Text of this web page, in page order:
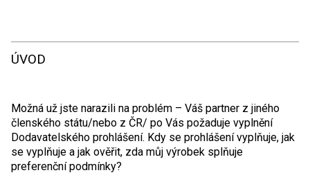
ÚVOD
Možná už jste narazili na problém – Váš partner z jiného
členského státu/nebo z ČR/ po Vás požaduje vyplnění
Dodavatelského prohlášení. Kdy se prohlášení vyplňuje, jak
se vyplňuje a jak ověřit, zda můj výrobek splňuje
preferenční podmínky?